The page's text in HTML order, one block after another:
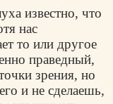
известно, что
нас
то или другое
праведный,
зрения, но
и не сделаешь,